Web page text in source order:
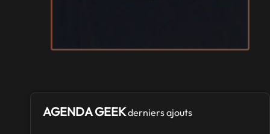
AGENDA GEEKderniers ajouts